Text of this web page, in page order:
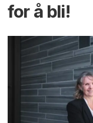
for å bli!